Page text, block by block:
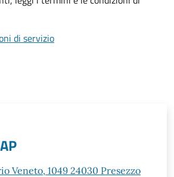
di servizio
Veneto, 1049 24030 Presezzo